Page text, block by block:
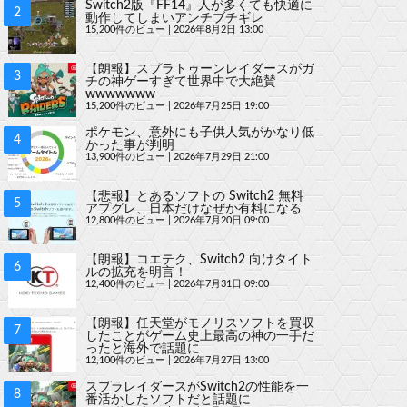
Switch2版『FF14』人が多くても快適に
動作してしまいアンチブチギレ
15,200件のビュー 2026年8月2日 13:00
【朗報】スプラトゥーンレイダースがガ
チの神ゲーすぎて世界中で大絶賛
wwwwwww
15,200件のビュー | 2026年7月25日 19:00
ポケモン、意外にも子供人気がかなり低
かった事が判明
13,900件のビュー 2026年7月29日 21:00
【悲報】とあるソフトの Switch2 無料
アプグレ、日本だけなぜか有料になる
12,800件のビュー 2026年7月20日 09:00
【朗報】コエテク、Switch2 向けタイト
ルの拡充を明言！
12,400件のビュー 2026年7月31日 09:00
【朗報】任天堂がモノリスソフトを買収
したことがゲーム史上最高の神の一手だ
ったと海外で話題に
12,100件のビュー |2026年7月27日 13:00
スプラレイダースがSwitch2の性能を一
番活かしたソフトだと話題に